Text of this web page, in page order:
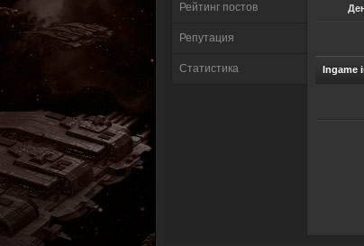
Рейтинг постов
Репутация
Статистика Ingame